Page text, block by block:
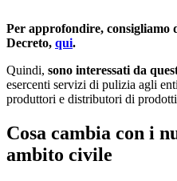
Per approfondire, consigliamo
Decreto, qui.
Quindi, sono interessati da
esercenti servizi di pulizia agli
produttori e distributori di
Cosa cambia con i
ambito civile